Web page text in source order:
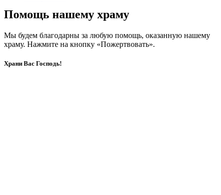
Помощь нашему храму
Мы будем благодарны за любую помощь, оказанную нашему
храму. Нажмите на кнопку «Пожертвовать».
Храни Вас Господь!